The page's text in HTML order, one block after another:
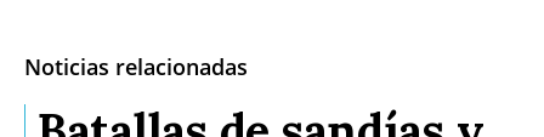
Noticias relacionadas